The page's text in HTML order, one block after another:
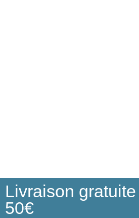
Livraison
50€